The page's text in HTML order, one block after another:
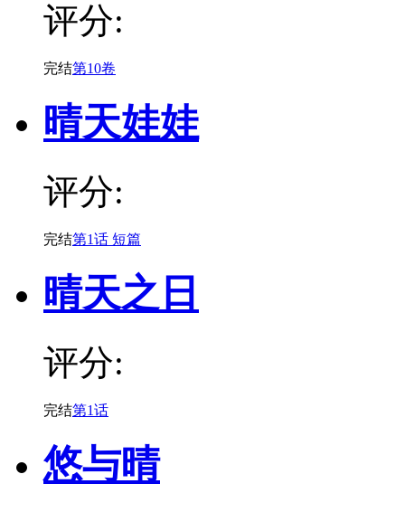
评分:
完结第10卷
晴天娃娃
评分:
完结第1话 短篇
晴天之日
评分:
完结第1话
悠与晴